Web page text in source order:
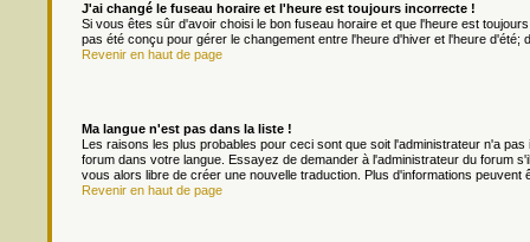
J'ai changé le fuseau horaire et l'heure est toujours incorrecte !
Si vous êtes sûr d'avoir choisi le bon fuseau horaire et que l'heure est
pas été conçu pour gérer le changement entre l'heure d'hiver et l'heure
Revenir en haut de page
Ma langue n'est pas dans la liste !
Les raisons les plus probables pour ceci sont que soit l'administrateur n'a
forum dans votre langue. Essayez de demander à l'administrateur du forum
vous alors libre de créer une nouvelle traduction. Plus d'informations
Revenir en haut de page